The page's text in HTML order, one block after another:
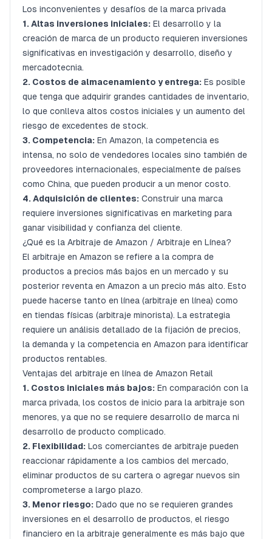
Los inconvenientes y desafíos de la marca privada
1. Altas inversiones iniciales: El desarrollo y la
creación de marca de un producto requieren inversiones
significativas en investigación y desarrollo, diseño y
mercadotecnia.
2. Costos de almacenamiento y entrega: Es posible
que tenga que adquirir grandes cantidades de inventario,
lo que conlleva altos costos iniciales y un aumento del
riesgo de excedentes de stock.
3. Competencia: En Amazon, la competencia es
intensa, no solo de vendedores locales sino también de
proveedores internacionales, especialmente de países
como China, que pueden producir a un menor costo.
4. Adquisición de clientes: Construir una marca
requiere inversiones significativas en marketing para
ganar visibilidad y confianza del cliente.
¿Qué es la Arbitraje de Amazon / Arbitraje en Línea?
El arbitraje en Amazon se refiere a la compra de
productos a precios más bajos en un mercado y su
posterior reventa en Amazon a un precio más alto. Esto
puede hacerse tanto en línea (arbitraje en línea) como
en tiendas físicas (arbitraje minorista). La estrategia
requiere un análisis detallado de la fijación de precios,
la demanda y la competencia en Amazon para identificar
productos rentables.
Ventajas del arbitraje en línea de Amazon Retail
1. Costos iniciales más bajos: En comparación con la
marca privada, los costos de inicio para la arbitraje son
menores, ya que no se requiere desarrollo de marca ni
desarrollo de producto complicado.
2. Flexibilidad: Los comerciantes de arbitraje pueden
reaccionar rápidamente a los cambios del mercado,
eliminar productos de su cartera o agregar nuevos sin
comprometerse a largo plazo.
3. Menor riesgo: Dado que no se requieren grandes
inversiones en el desarrollo de productos, el riesgo
financiero en la arbitraje generalmente es más bajo que